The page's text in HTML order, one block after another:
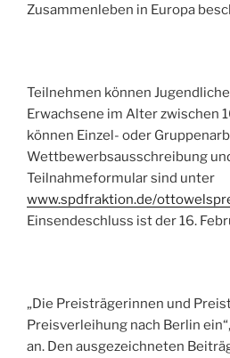
Zusammenleben in Europa
Teilnehmen können
Erwachsene im Alter zwischen
können Einzel- oder
Wettbewerbsausschreibung
Teilnahmeformular sind unter
www.spdfraktion.de/
Einsendeschluss ist der 16.
„Die Preisträgerinnen und
Preisverleihung nach Berlin
an. Den ausgezeichneten